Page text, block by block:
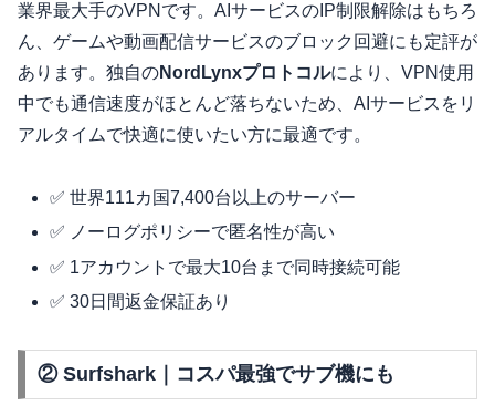
業界最大手のVPNです。AIサービスのIP制限解除はもちろ
ん、ゲームや動画配信サービスのブロック回避にも定評が
あります。独自のNordLynxプロトコルにより、VPN使用
中でも通信速度がほとんど落ちないため、AIサービスをリ
アルタイムで快適に使いたい方に最適です。
✅ 世界111カ国7,400台以上のサーバー
✅ ノーログポリシーで匿名性が高い
✅ 1アカウントで最大10台まで同時接続可能
✅ 30日間返金保証あり
② Surfshark｜コスパ最強でサブ機にも